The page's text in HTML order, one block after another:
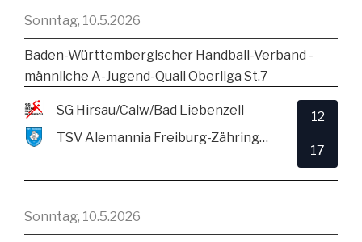
Sonntag, 10.5.2026
Baden-Württembergischer Handball-Verband -
männliche A-Jugend-Quali Oberliga St.7
SG Hirsau/Calw/Bad Liebenzell
TSV Alemannia Freiburg-Zähringen
12
17
Sonntag, 10.5.2026